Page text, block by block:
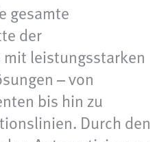
gesamte
der
leistungsstarken
– von
bis hin zu
Durch den